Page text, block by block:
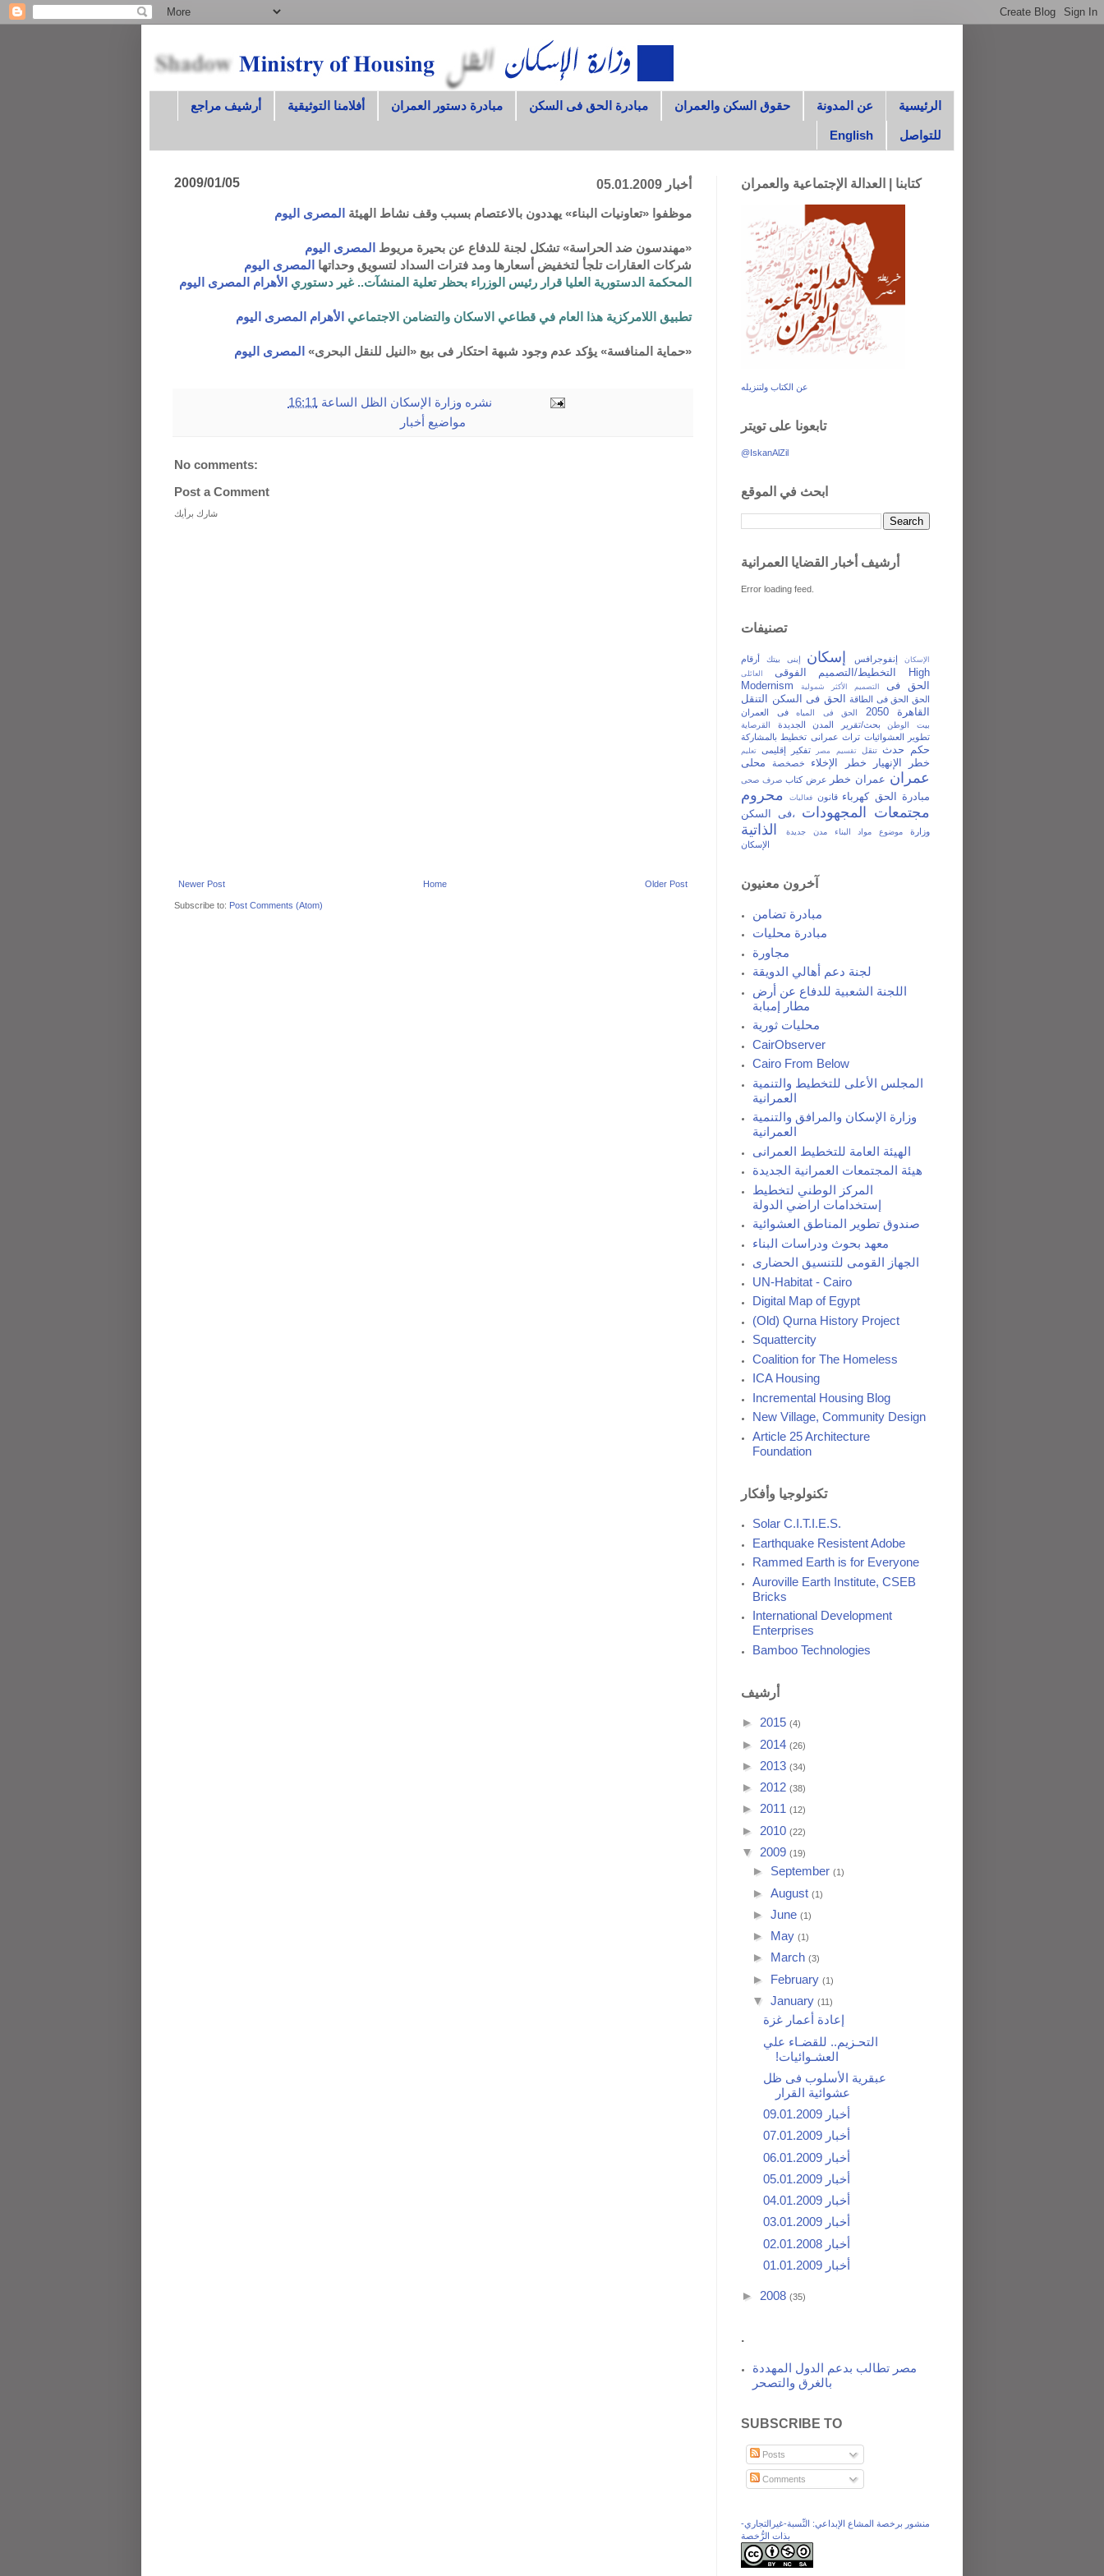
الرئيسية عن المدونة حقوق السكن والعمران مبادرة الحق فى السكن مبادرة دستور العمران أفلامنا التوثيقية أرشيف مراجع
للتواصل English
2009/01/05 أخبار 05.01.2009
موظفوا «تعاونيات البناء» يهددون بالاعتصام بسبب وقف نشاط الهيئة المصرى اليوم
«مهندسون ضد الحراسة» تشكل لجنة للدفاع عن بحيرة مريوط المصرى اليوم
شركات العقارات تلجأ لتخفيض أسعارها ومد فترات السداد لتسويق وحداتها المصرى اليوم
المحكمة الدستورية العليا قرار رئيس الوزراء بحظر تعلية المنشآت‏..‏ غير دستوري الأهرام المصرى اليوم
تطبيق اللامركزية هذا العام في قطاعي الاسكان والتضامن الاجتماعي الأهرام المصرى اليوم
«حماية المنافسة» يؤكد عدم وجود شبهة احتكار فى بيع «النيل للنقل البحرى» المصرى اليوم
نشره وزارة الإسكان الظل الساعة 16:11
مواضيع أخبار
No comments:
Post a Comment
شارك برأيك
Newer Post Older Post
Home
Subscribe to: Post Comments (Atom)
كتابنا | العدالة الإجتماعية والعمران
عن الكتاب ولتنزيله
تابعونا على تويتر
@IskanAlZil
ابحث في الموقع
أرشيف أخبار القضايا العمرانية
Error loading feed.
تصنيفات
أرقام إبنى بيتك إسكان إنفوجرافس
الإسكان
العائلى
التخطيط/التصميم الفوقى High
Modernism
التصميم الأكثر شمولية
الحق فى
التنقل
الحق فى السكن الحق فى الطاقة الحق
فى العمران
الحق فى المياه القاهرة 2050
القرصاية المدن الجديدة بحث/تقرير بيت الوطن
تخطيط بالمشاركة تراث عمرانى تطوير العشوائيات
تعليم تفكير إقليمى تقسيم مصر تنقل حدث حكم
محلى
خصخصة خطر الإخلاء خطر الإنهيار
صرف صحى عرض كتاب عمران خطر عمران
محروم
فعاليات قانون كهرباء مبادرة الحق
فى السكن،
مجتمعات المجهودات
الذاتية
مدن جديدة مواد البناء موضوع
وزارة
الإسكان
آخرون معنيون
مبادرة تضامن
مبادرة محليات
مجاورة
لجنة دعم أهالي الدويقة
اللجنة الشعبية للدفاع عن أرض
مطار إمبابة
محليات ثورية
CairObserver
Cairo From Below
المجلس الأعلى للتخطيط والتنمية
العمرانية
وزارة الإسكان والمرافق والتنمية
العمرانية
الهيئة العامة للتخطيط العمرانى
هيئة المجتمعات العمرانية الجديدة
المركز الوطني لتخطيط
إستخدامات اراضي الدولة
صندوق تطوير المناطق العشوائية
معهد بحوث ودراسات البناء
الجهاز القومى للتنسيق الحضارى
UN-Habitat - Cairo
Digital Map of Egypt
(Old) Qurna History Project
Squattercity
Coalition for The Homeless
ICA Housing
Incremental Housing Blog
New Village, Community Design
Article 25 Architecture
Foundation
تكنولوجيا وأفكار
Solar C.I.T.I.E.S.
Earthquake Resistent Adobe
Rammed Earth is for Everyone
Auroville Earth Institute, CSEB
Bricks
International Development
Enterprises
Bamboo Technologies
أرشيف
► 2015 (4)
► 2014 (26)
► 2013 (34)
► 2012 (38)
► 2011 (12)
► 2010 (22)
▼ 2009 (19)
► September(1)
►August(1)
►June(1)
► May(1)
► March(3)
► February(1)
▼January(11)
إعادة أعمار غزة
التحـزيم‏..‏ للقضـاء علي
العشـوائيات‏!‏
عبقرية الأسلوب فى ظل
عشوائية القرار
أخبار 09.01.2009
أخبار 07.01.2009
أخبار 06.01.2009
أخبار 05.01.2009
أخبار 04.01.2009
أخبار 03.01.2009
أخبار 02.01.2008
أخبار 01.01.2009
► 2008 (35)
.
مصر تطالب بدعم الدول المهددة
بالغرق والتصحر
SUBSCRIBE TO
Posts
Comments
منشور برخصة المشاع الإبداعي: النِّسبة-غيرالتجاري-
بذات الرُّخصة